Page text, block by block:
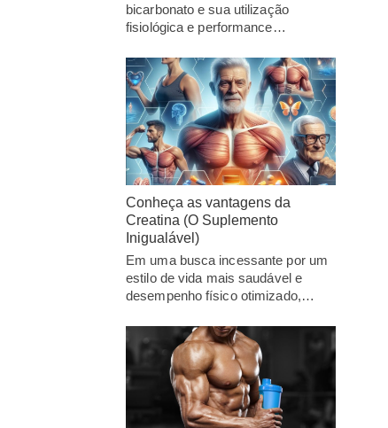
bicarbonato e sua utilização
fisiológica e performance…
Conheça as vantagens da
Creatina (O Suplemento
Inigualável)
Em uma busca incessante por um
estilo de vida mais saudável e
desempenho físico otimizado,…